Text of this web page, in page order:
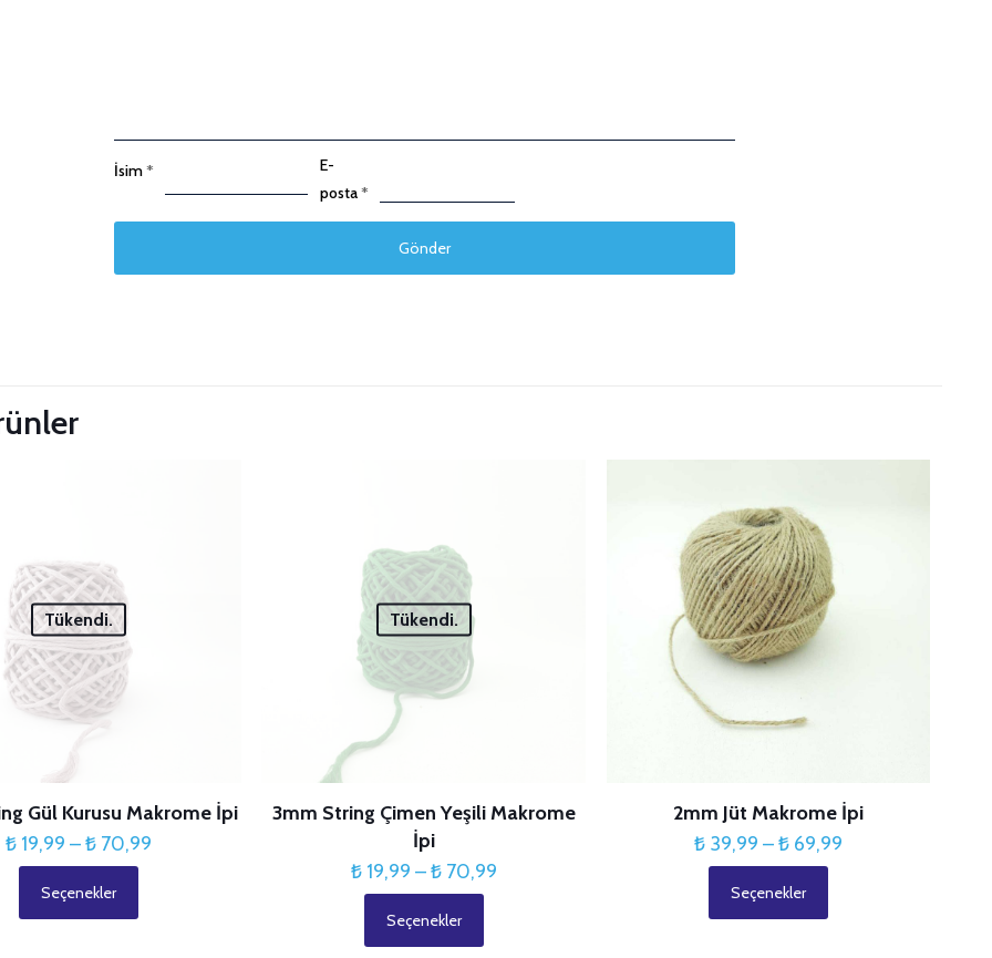
İsim*
E-
posta*
Tükendi.
Gül Kurusu Makrome İpi
₺ 19,99 –₺ 70,99
Seçenekler
Tükendi.
3mm String Çimen Yeşili Makrome
İpi
₺19,99 –₺70,99Fiyat
Seçenekler
2mm Jüt Makrome İpi
₺39,99 –₺69,99Fiyat
Seçenekler